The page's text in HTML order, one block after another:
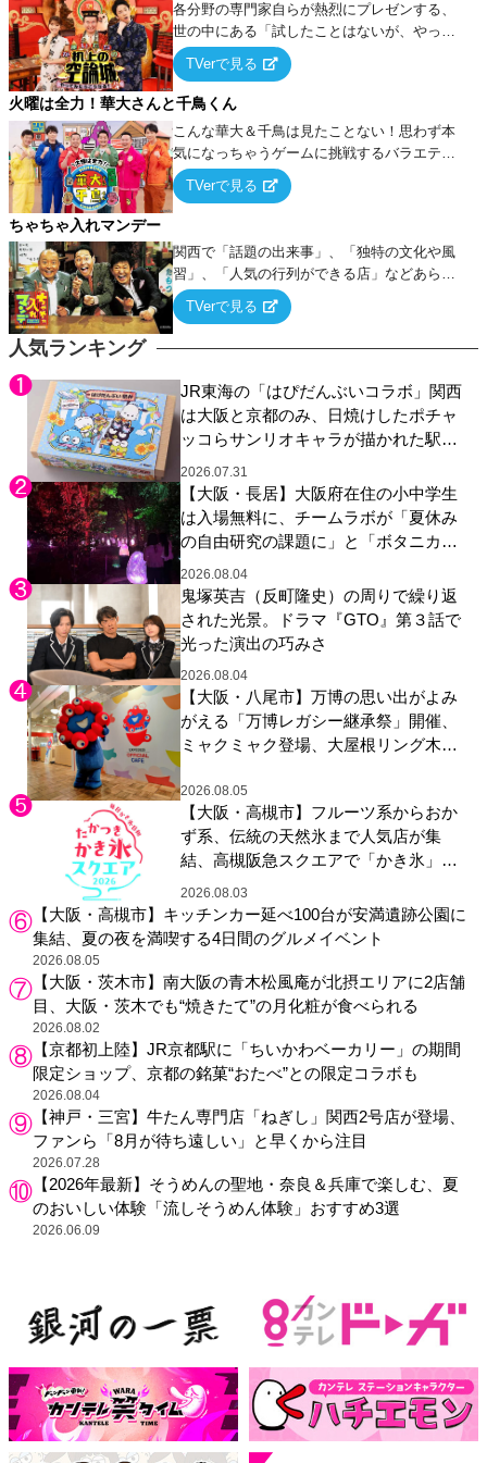
人気ランキング
JR東海の「はぴだんぶいコラボ」関西
は大阪と京都のみ、日焼けしたポチャ
ッコらサンリオキャラが描かれた駅弁
やグッズが登場
2026.07.31
【大阪・長居】大阪府在住の小中学生
は入場無料に、チームラボが「夏休み
の自由研究の課題に」と「ボタニカル
ガーデン 大阪」へ招待
2026.08.04
鬼塚英吉（反町隆史）の周りで繰り返
された光景。ドラマ『GTO』第３話で
光った演出の巧みさ
2026.08.04
【大阪・八尾市】万博の思い出がよみ
がえる「万博レガシー継承祭」開催、
ミャクミャク登場、大屋根リング木材
展示も
2026.08.05
【大阪・高槻市】フルーツ系からおか
ず系、伝統の天然氷まで人気店が集
結、高槻阪急スクエアで「かき氷」祭
り
2026.08.03
【大阪・高槻市】キッチンカー延べ100台が安満遺跡公園に
集結、夏の夜を満喫する4日間のグルメイベント
2026.08.05
【大阪・茨木市】南大阪の青木松風庵が北摂エリアに2店舗
目、大阪・茨木でも“焼きたて”の月化粧が食べられる
2026.08.02
【京都初上陸】JR京都駅に「ちいかわベーカリー」の期間
限定ショップ、京都の銘菓“おたべ”との限定コラボも
2026.08.04
【神戸・三宮】牛たん専門店「ねぎし」関西2号店が登場、
ファンら「8月が待ち遠しい」と早くから注目
2026.07.28
【2026年最新】そうめんの聖地・奈良＆兵庫で楽しむ、夏
のおいしい体験「流しそうめん体験」おすすめ3選
2026.06.09
各分野の専門家自らが熱烈にプレゼンする、
世の中にある「試したことはないが、やって
みたらこうなる！…ハズ」という“机上の空
論”に若手芸人らがカラダを張って挑む！
TVerで見る
火曜は全力！華大さんと千鳥くん
こんな華大＆千鳥は見たことない！思わず本
気になっちゃうゲームに挑戦するバラエティ
ー！
TVerで見る
ちゃちゃ入れマンデー
関西で「話題の出来事」、「独特の文化や風
習」、「人気の行列ができる店」などあらゆ
るテーマについて好き放題にちゃちゃを入れ
ていく関西色を前面に押し出したトークバラ
TVerで見る